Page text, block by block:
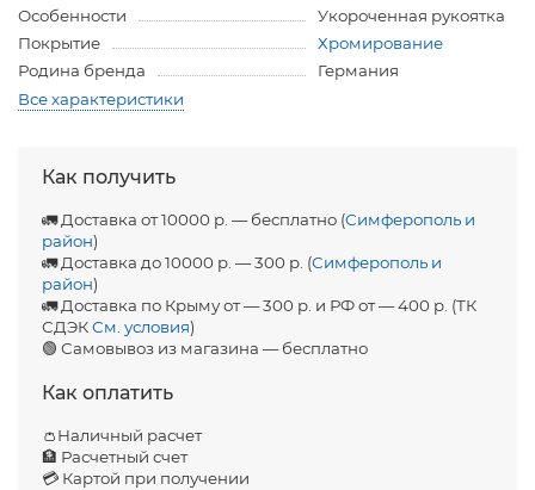
Особенности
Укороченная рукоятка
Покрытие
Хромирование
Родина бренда
Германия
Все характеристики
Как получить
🚛 Доставка от 10000 р. — бесплатно (Симферополь и
район)
🚛 Доставка до 10000 р. — 300 р. (Симферополь и
район)
🚛 Доставка по Крыму от — 300 р. и РФ от — 400 р. (ТК
СДЭКСм. условия)
🟢 Самовывоз из магазина — бесплатно
Как оплатить
👛Наличный расчет
🏦 Расчетный счет
💳 Картой при получении